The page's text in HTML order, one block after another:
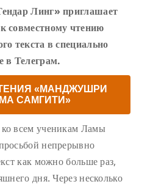
Линг» приглашает
совместному чтению
текста в специально
в Телеграм.
«МАНДЖУШРИ
САМГИТИ»
всем ученикам Ламы
непрерывно
как можно больше раз,
дня. Через несколько